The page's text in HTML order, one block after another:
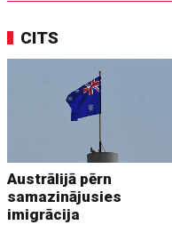
CITS
Austrālijā pērn
samazinājusies
imigrācija